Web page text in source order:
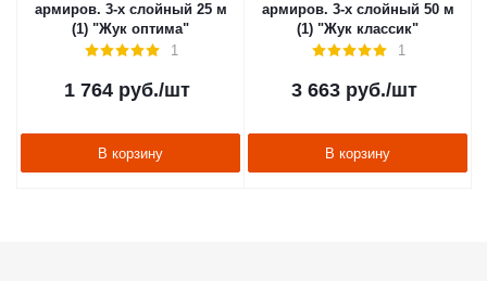
армиров. 3-х слойный 25 м
(1) "Жук оптима"
1
1 764руб./шт
В корзину
армиров. 3-х слойный 50 м
(1) "Жук классик"
1
3 663руб./шт
В корзину